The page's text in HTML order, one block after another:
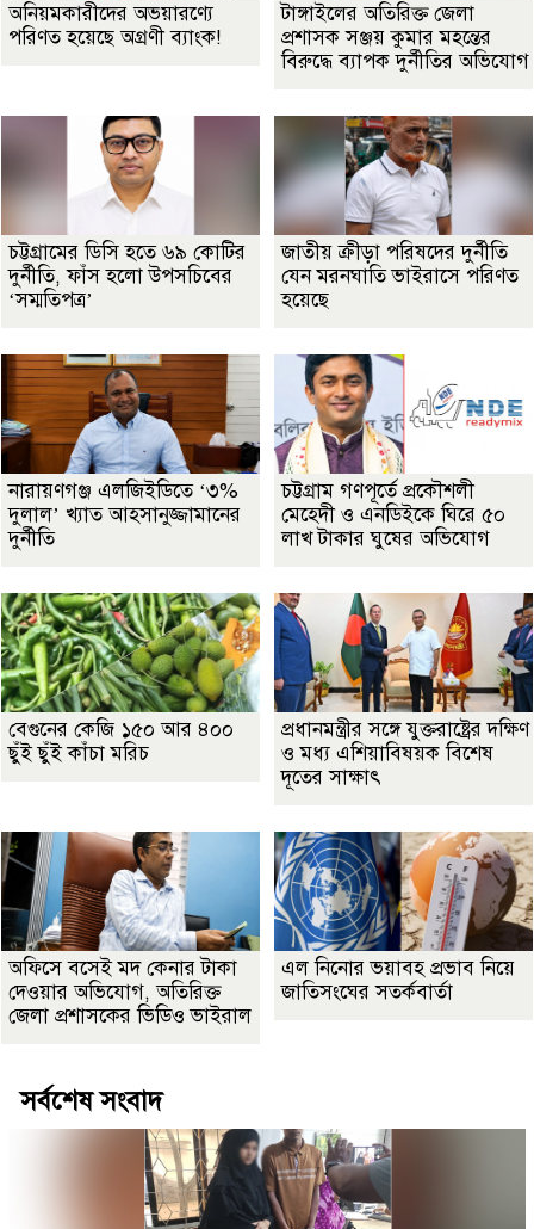
অনিয়মকারীদের অভয়ারণ্যে
পরিণত হয়েছে অগ্রণী ব্যাংক!
টাঙ্গাইলের অতিরিক্ত জেলা
প্রশাসক সঞ্জয় কুমার মহন্তের
বিরুদ্ধে ব্যাপক দুর্নীতির অভিযোগ
চট্টগ্রামের ডিসি হতে ৬৯ কোটির
দুর্নীতি, ফাঁস হলো উপসচিবের
‘সম্মতিপত্র’
জাতীয় ক্রীড়া পরিষদের দুর্নীতি
যেন মরনঘাতি ভাইরাসে পরিণত
হয়েছে
নারায়ণগঞ্জ এলজিইডিতে ‘৩%
দুলাল’ খ্যাত আহসানুজ্জামানের
দুর্নীতি
চট্টগ্রাম গণপূর্তে প্রকৌশলী
মেহেদী ও এনডিইকে ঘিরে ৫০
লাখ টাকার ঘুষের অভিযোগ
বেগুনের কেজি ১৫০ আর ৪০০
ছুঁই ছুঁই কাঁচা মরিচ
প্রধানমন্ত্রীর সঙ্গে যুক্তরাষ্ট্রের দক্ষিণ
ও মধ্য এশিয়াবিষয়ক বিশেষ
দূতের সাক্ষাৎ
অফিসে বসেই মদ কেনার টাকা
দেওয়ার অভিযোগ, অতিরিক্ত
জেলা প্রশাসকের ভিডিও ভাইরাল
এল নিনোর ভয়াবহ প্রভাব নিয়ে
জাতিসংঘের সতর্কবার্তা
সর্বশেষ সংবাদ